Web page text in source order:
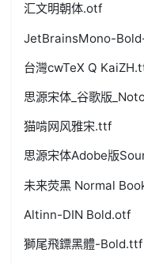
汇文明朝体.otf
JetBrainsMono-
台灣cwTeX Q
思源宋体_谷歌版
猫啃网风雅宋.ttf
思源宋体Adobe版
未来荧黑 Normal
Altinn-DIN Bold.otf
獅尾飛鏢黑體-Bold.ttf